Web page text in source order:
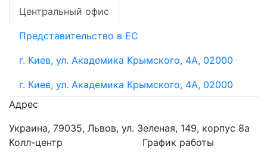
Центральный офис
Представительство в ЕС
г. Киев, ул. Академика Крымского, 4А, 02000
г. Киев, ул. Академика Крымского, 4А, 02000
Адрес
Украина, 79035, Львов, ул. Зеленая, 149, корпус 8а
Колл-центр
График работы